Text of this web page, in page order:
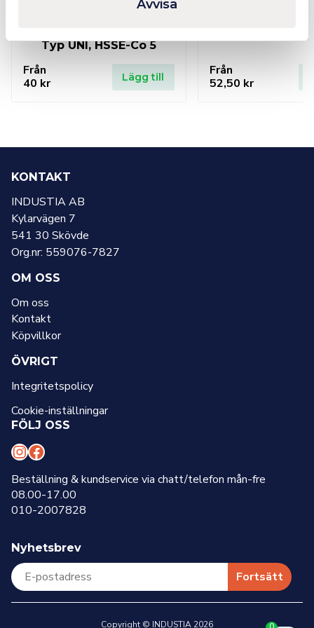
Avvisa
Typ UNI, HSSE-Co 5
Från
40 kr Lägg till
Från
52,50 kr
KONTAKT
INDUSTIA AB
Kylarvägen 7
541 30 Skövde
Org.nr: 559076-7827
OM OSS
Om oss
Kontakt
Köpvillkor
ÖVRIGT
Integritetspolicy
Cookie-inställningar
FÖLJ OSS
I
n
s
t
a
g
r
a
F
a
c
e
b
o
o
k
Beställning & kundservice via chatt/telefon mån-fre
08.00-17.00
010-2007828
Nyhetsbrev
Fortsätt
Copyright © INDUSTIA 2026